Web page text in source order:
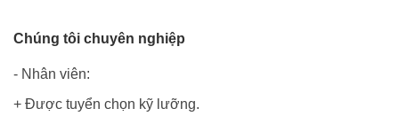
Chúng tôi chuyên nghiệp
- Nhân viên:
+ Được tuyển chọn kỹ lưỡng.